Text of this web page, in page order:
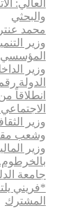
العالي:
والبحثي
محمد
وزير
المؤسسي
وزير
الدولة رقم
انطلاقاً
وزير
وشعب
وزير
بالخرطوم.
جامعة
*فريني
المشترك